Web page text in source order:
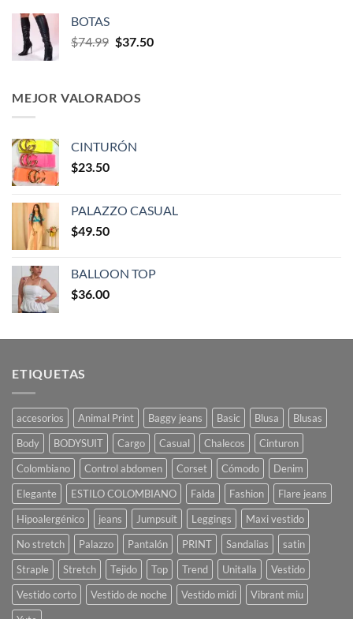
BOTAS
$74.99 $37.50
MEJOR VALORADOS
CINTURÓN
$23.50
PALAZZO CASUAL
$49.50
BALLOON TOP
$36.00
ETIQUETAS
accesorios Animal Print Baggy jeans Basic Blusa
Blusas
Body
BODYSUIT Cargo Casual Chalecos
Cinturon
Colombiano
Control abdomen Corset Cómodo
Denim
Elegante
ESTILO COLOMBIANO Falda Fashion
Flare jeans
Hipoalergénico
jeans Jumpsuit Leggings
Maxi vestido
No stretch
Palazzo Pantalón PRINT Sandalias
satin
Straple
Stretch Tejido Top Trend Unitalla
Vestido
Vestido corto
Vestido de noche Vestido midi
Vibrant miu